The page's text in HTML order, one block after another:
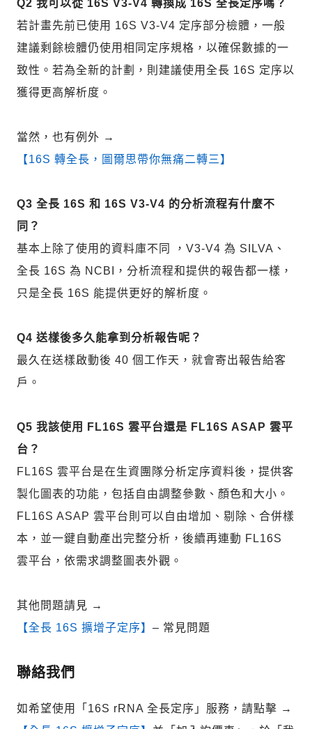
Q2 我可以從 16S V3-V4 轉換成 16S 全長定序嗎？
若計畫先前已使用 16S V3-V4 定序部分檢體，一般
建議剩餘檢體仍使用相同定序規格，以確保數據的一
致性。若為全新的計劃，則建議使用全長 16S 定序以
獲得更高解析度。
當然，也有例外 →
【16S 轉全長，圖爾思帶你無痛二轉三】
Q3 全長 16S 和 16S V3-V4 的分析流程有什麼不
同？
基本上除了使用的資料庫不同 ，V3-V4 為 SILVA、
全長 16S 為 NCBI，分析流程和提供的報告都一樣，
只是全長 16S 能提供更好的解析度。
Q4 送樣後多久能拿到分析報告呢？
最久在送樣啟動後 40 個工作天，就會寄出報告給客
戶。
Q5 我該使用 FL16S 雲平台還是 FL16S ASAP 雲平
台？
FL16S 雲平台是在生資團隊分析定序資料後，提供客
製化圖表的功能，包括自由調整參數、顏色和大小。
FL16S ASAP 雲平台則可以自由增加、剔除、合併樣
本，並一鍵自動產出完整分析，後續再連動 FL16S
雲平台，依需求調整圖表外觀。
其他問題請見 →
【全長 16S 擴增子定序】 – 常見問題
聯絡我們
如希望使用「16S rRNA 全長定序」服務，請點擊 →